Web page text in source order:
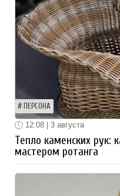
ПЕРСОНА
12:08 | 3 августа
Тепло каменских рук:
мастером ротанга